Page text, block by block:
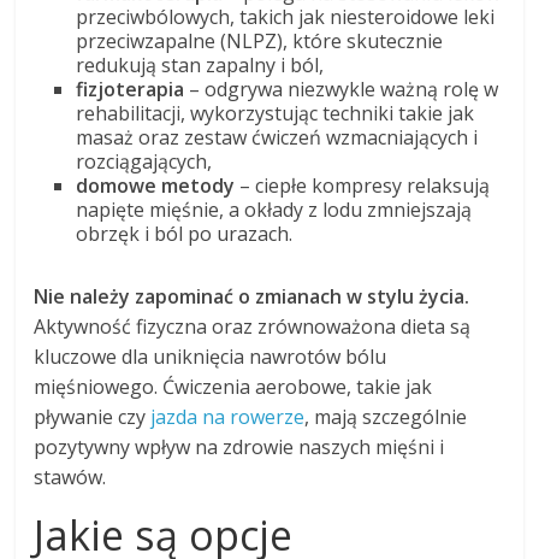
przeciwbólowych, takich jak niesteroidowe leki
przeciwzapalne (NLPZ), które skutecznie
redukują stan zapalny i ból,
fizjoterapia – odgrywa niezwykle ważną rolę w
rehabilitacji, wykorzystując techniki takie jak
masaż oraz zestaw ćwiczeń wzmacniających i
rozciągających,
domowe metody – ciepłe kompresy relaksują
napięte mięśnie, a okłady z lodu zmniejszają
obrzęk i ból po urazach.
Nie należy zapominać o zmianach w stylu życia.
Aktywność fizyczna oraz zrównoważona dieta są
kluczowe dla uniknięcia nawrotów bólu
mięśniowego. Ćwiczenia aerobowe, takie jak
pływanie czy jazda na rowerze, mają szczególnie
pozytywny wpływ na zdrowie naszych mięśni i
stawów.
Jakie są opcje